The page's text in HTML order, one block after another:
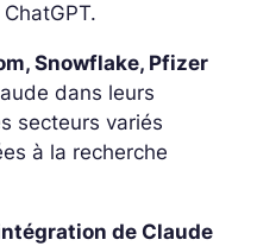
Snowflake, Pfizer
dans leurs
secteurs variés
à la recherche
de Claude